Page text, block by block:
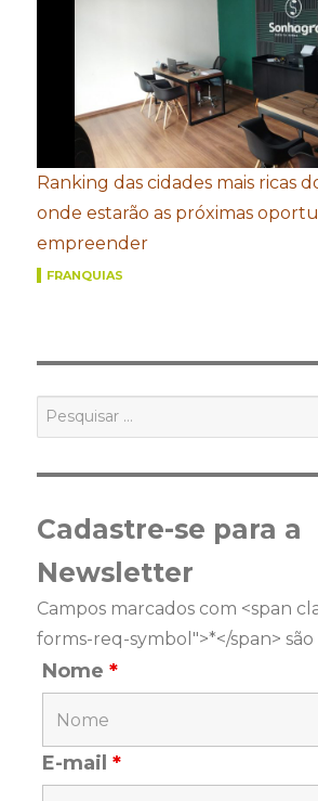
Ranking das cidades mais ricas
onde estarão as próximas
empreender
FRANQUIAS
Pesquisar
por:
Cadastre-se para a
Newsletter
Campos marcados com <span
forms-req-symbol">*</span>
Nome*
E-mail*